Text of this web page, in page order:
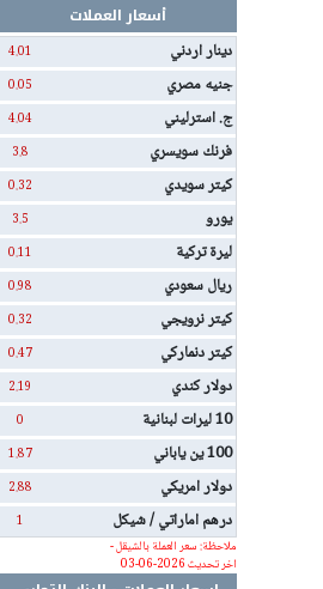
أسعار العملات
دينار اردني
4.01
جنيه مصري 0.05
ج. استرليني 4.04
فرنك سويسري 3.8
كيتر سويدي 0.32
يورو 3.5
ليرة تركية 0.11
ريال سعودي 0.98
كيتر نرويجي 0.32
كيتر دنماركي 0.47
دولار كندي 2.19
10 ليرات لبنانية 0
100 ين ياباني 1.87
دولار امريكي 2.88
درهم اماراتي / شيكل
1
ملاحظة: سعر العملة بالشيقل -
اخر تحديث 2026-06-03